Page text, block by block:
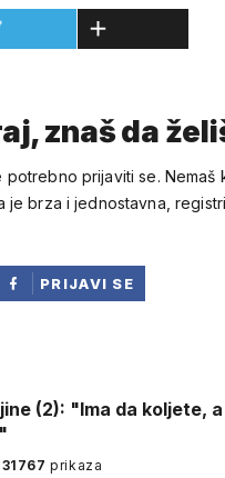
znaš da
potrebno prijaviti se. Nemaš
je brza i jednostavna,
PRIJAVI SE
(2): "Ima da koljete,
prikaza